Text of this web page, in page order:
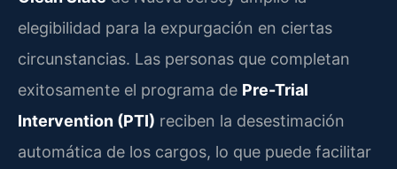
elegibilidad para la expurgación en ciertas
circunstancias. Las personas que completan
exitosamente el programa de Pre-Trial
Intervention (PTI) reciben la desestimación
automática de los cargos, lo que puede facilitar